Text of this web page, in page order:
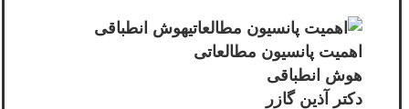
اهمیت پانسیون مطالعاتی
هوش انطباقی
دکتر آذین گازر